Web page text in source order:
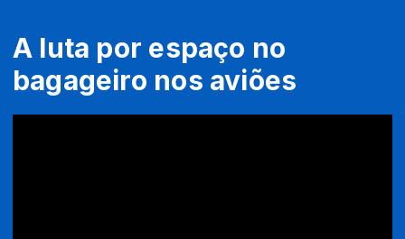
A luta por espaço no
bagageiro nos aviões